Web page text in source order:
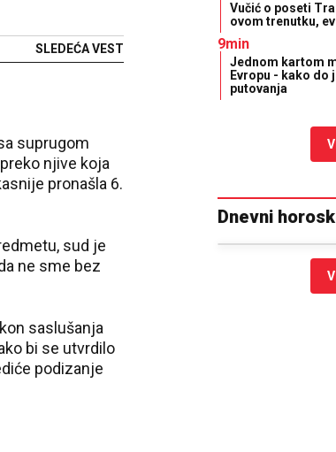
SLEDEĆA VEST
suprugom
njive koja
pronašla 6.
sud je
ne sme bez
saslušanja
bi se utvrdilo
podizanje
Vučić o poseti
ovom trenutku,
9min
Jednom kartom
Evropu - kako do
putovanja
Dnevni